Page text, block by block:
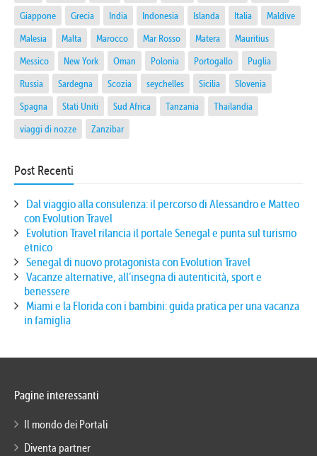
Giappone
Grecia India Indonesia Islanda Italia
Maldive
Malesia
Malta Marocco Mar Rosso Matera
Mauritius
Messico
New York Oman Polonia Portogallo
Puglia
Russia
Sardegna Scozia seychelles Sicilia
Slovenia
Spagna
Stati Uniti Sud Africa Tanzania
Thailandia
viaggi di nozze
Zanzibar
Post Recenti
Dal viaggio alla consulenza: il percorso di Alessandro e Matteo
con Evolution Travel
Evolution Travel rilancia il portale Senegal e punta sul turismo
etnico
Senegal di nuovo protagonista con Evolution Travel
Vacanze alternative, all’insegna di autenticità, sport e
benessere
Miami e la Florida con i bambini: guida pratica per una vacanza
in famiglia
Pagine interessanti
Il mondo dei Portali
Diventa partner